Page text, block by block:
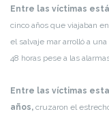
Entre las víctimas
cinco años que viajaban
el salvaje mar arrolló a
48 horas pese a las
Entre las víctimas
años, cruzaron el